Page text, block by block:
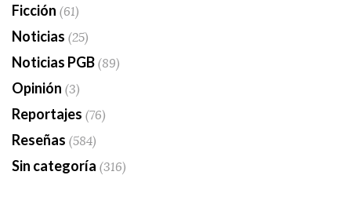
Ficción (61)
Noticias (25)
Noticias PGB(89)
Opinión (3)
Reportajes (76)
Reseñas (584)
Sin categoría (316)